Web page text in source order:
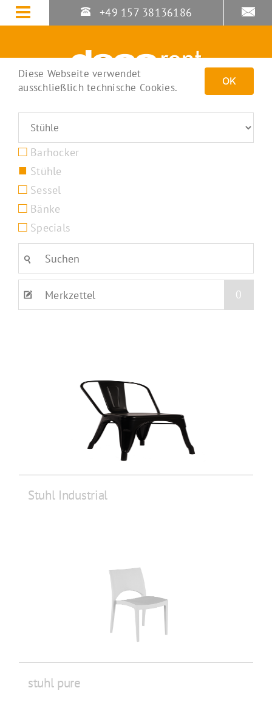
Zum
Inhalt
+49 157 38136186
Barhocker
Stühle
Sessel
Bänke
Specials
Merkzettel 0
Stuhl Industrial
stuhl pure
Diese Webseite verwendet
ausschließlich technische Cookies.
OK